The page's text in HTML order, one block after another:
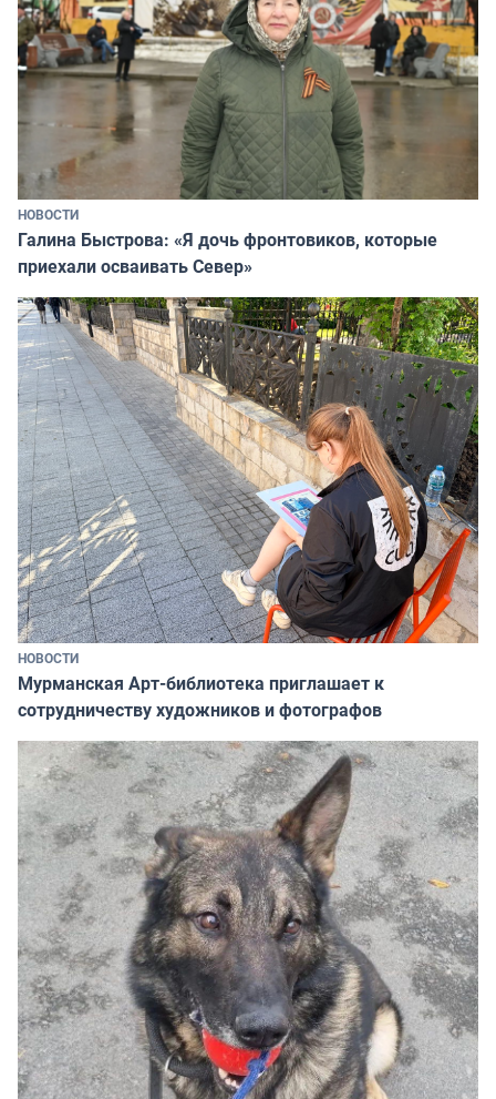
НОВОСТИ
Галина Быстрова: «Я дочь фронтовиков, которые
приехали осваивать Север»
НОВОСТИ
Мурманская Арт-библиотека приглашает к
сотрудничеству художников и фотографов